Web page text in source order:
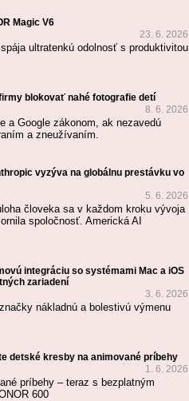
Magic V6
23. 6. 2026
ultratenkú odolnosť s produktivitou
blokovať nahé fotografie detí
8. 6. 2026
a Google zákonom, ak nezavedú
a zneužívaním.
vyzýva na globálnu prestávku vo
5. 6. 2026
človeka sa v každom kroku vývoja
spoločnosť. Americká AI
integráciu so systémami Mac a iOS
zariadení
3. 6. 2026
nákladnú a bolestivú výmenu
detské kresby na animované príbehy
1. 6. 2026
príbehy – teraz s bezplatným
600